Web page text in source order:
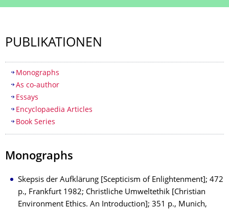
PUBLIKATIONEN
Table of contents
Monographs
As co-author
Essays
Encyclopaedia Articles
Book Series
Monographs
Skepsis der Aufklärung [Scepticism of Enlightenment]; 472
p., Frankfurt 1982; Christliche Umweltethik [Christian
Environment Ethics. An Introduction]; 351 p., Munich,